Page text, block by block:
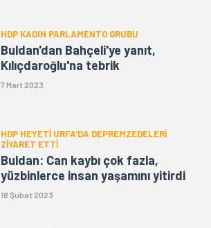
HDP KADIN PARLAMENTO GRUBU
Buldan'dan Bahçeli'ye yanıt,
Kılıçdaroğlu'na tebrik
7 Mart 2023
HDP HEYETİ URFA'DA DEPREMZEDELERİ
ZİYARET ETTİ
Buldan: Can kaybı çok fazla,
yüzbinlerce insan yaşamını yitirdi
18 Şubat 2023